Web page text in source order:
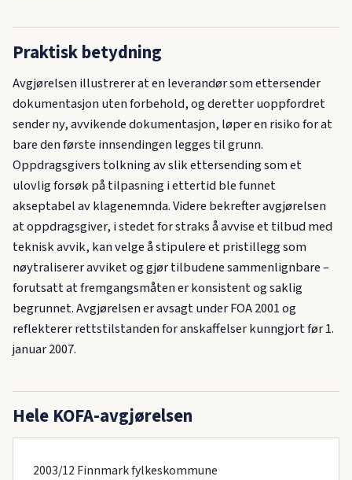
Praktisk betydning
Avgjørelsen illustrerer at en leverandør som ettersender
dokumentasjon uten forbehold, og deretter uoppfordret
sender ny, avvikende dokumentasjon, løper en risiko for at
bare den første innsendingen legges til grunn.
Oppdragsgivers tolkning av slik ettersending som et
ulovlig forsøk på tilpasning i ettertid ble funnet
akseptabel av klagenemnda. Videre bekrefter avgjørelsen
at oppdragsgiver, i stedet for straks å avvise et tilbud med
teknisk avvik, kan velge å stipulere et pristillegg som
nøytraliserer avviket og gjør tilbudene sammenlignbare –
forutsatt at fremgangsmåten er konsistent og saklig
begrunnet. Avgjørelsen er avsagt under FOA 2001 og
reflekterer rettstilstanden for anskaffelser kunngjort før 1.
januar 2007.
Hele KOFA-avgjørelsen
2003/12 Finnmark fylkeskommune